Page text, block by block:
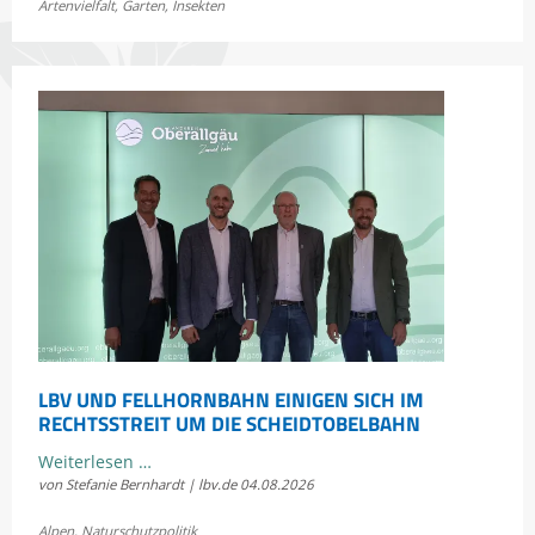
Artenvielfalt, Garten, Insekten
LBV UND FELLHORNBAHN EINIGEN SICH IM
RECHTSSTREIT UM DIE SCHEIDTOBELBAHN
Weiterlesen …
und
von Stefanie Bernhardt | lbv.de 04.08.2026
Alpen, Naturschutzpolitik